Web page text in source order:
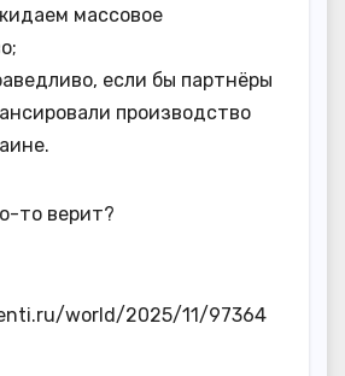
массовое
если бы партнёры
производство
то верит?
world/2025/11/97364